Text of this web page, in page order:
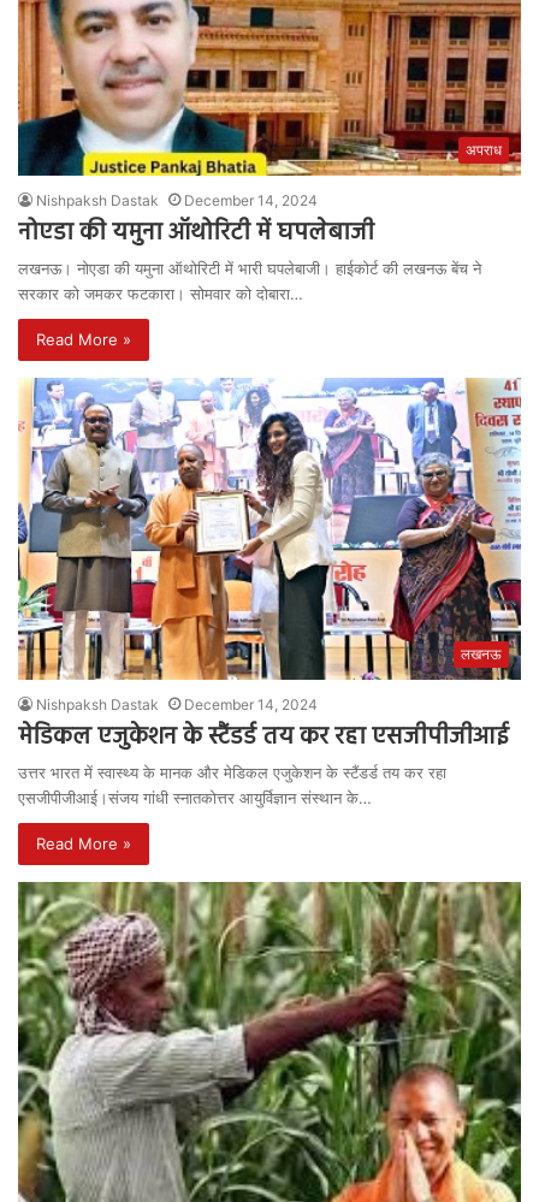
अपराध
Nishpaksh Dastak December 14, 2024
नोएडा की यमुना ऑथोरिटी में घपलेबाजी
लखनऊ। नोएडा की यमुना ऑथोरिटी में भारी घपलेबाजी। हाईकोर्ट की लखनऊ बेंच ने
सरकार को जमकर फटकारा। सोमवार को दोबारा…
Read More »
लखनऊ
Nishpaksh Dastak December 14, 2024
मेडिकल एजुकेशन के स्टैंडर्ड तय कर रहा एसजीपीजीआई
उत्तर भारत में स्वास्थ्य के मानक और मेडिकल एजुकेशन के स्टैंडर्ड तय कर रहा
एसजीपीजीआई।संजय गांधी स्नातकोत्तर आयुर्विज्ञान संस्थान के…
Read More »